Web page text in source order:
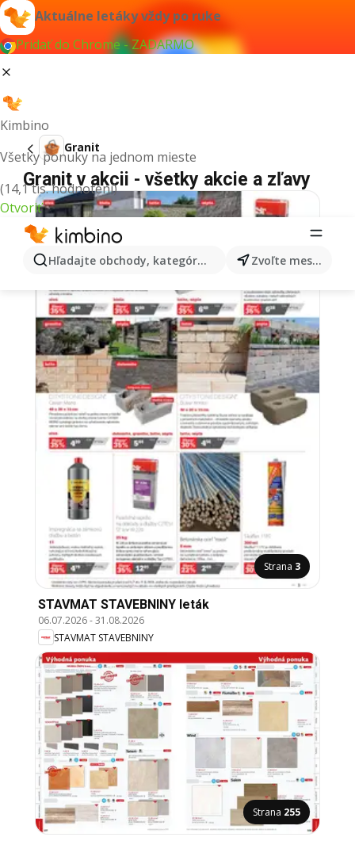
Aktuálne letáky vždy po ruke
Pridať do Chrome - ZADARMO
Kimbino
Všetky ponuky na jednom mieste
(14,1 tis. hodnotení)
Otvoriť
Hľadajte obchody, kategórie, produkty... Zvoľte mesto
Granit
Granit v akcii - všetky akcie a zľavy
Strana 3
STAVMAT STAVEBNINY leták
06.07.2026-31.08.2026
STAVMAT STAVEBNINY
Strana 255